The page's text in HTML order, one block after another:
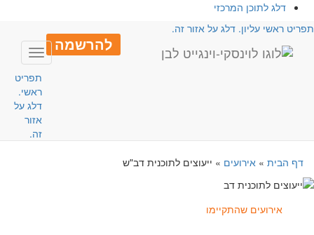
דלג לתוכן המרכזי
ראשי עליון. דלג על אזור זה.
להרשמה
Toggle
תפריט
ראשי.
דלג על
אזור
זה.
דף הבית» אירועים» ייעוצים לתוכנית דב"ש
אירועים שהתקיימו